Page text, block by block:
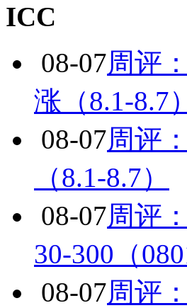
ICC
08-07周评
涨（8.1-8.7）
08-07周评
（8.1-8.7）
08-07周评
30-300（
08-07周评